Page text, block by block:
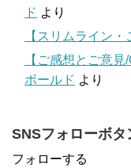
ド より
【スリムライン・
【ご感想とご意見
ボールド より
SNSフォローボタ
フォローする